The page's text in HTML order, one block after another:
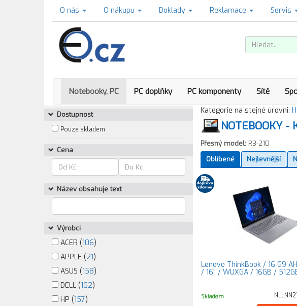
O nás O nákupu Doklady Reklamace Servis
Notebooky, PC PC doplňky PC komponenty Sítě
Dostupnost
Pouze skladem
Cena
Název obsahuje text
Výrobci
ACER (106)
APPLE (21)
ASUS (158)
DELL (162)
HP (157)
Kategorie na stejné úrovni:
NOTEBOOKY -
Přesný model:R3-210
Oblíbené
Nejlevnější
Lenovo ThinkBook / 16 G9
/ 16" / WUXGA / 16GB /
Skladem